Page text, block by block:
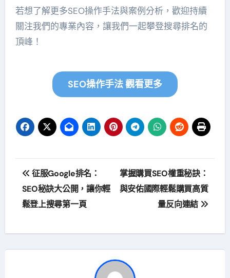
若想了解更多SEO操作手法與案例分析，歡迎持續
關注我們的專業內容，讓我們一起攀登搜尋排名的
頂峰！
SEO操作手法 觀看更多
文
章
導
覽
征服Google排名：
SEO秘訣大公開，讓你輕
鬆登上搜尋第一頁
掌握購買SEO權重秘訣：
與安佑國際輕鬆購買高質
量反向連結